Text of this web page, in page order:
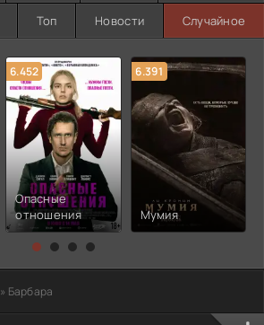
Топ Новости Случайное
6.452
Опасные
отношения
6.391
Мумия
» Барбара